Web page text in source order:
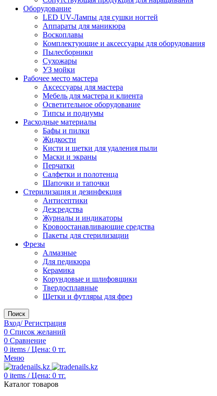
Оборудование
LED UV-Лампы для сушки ногтей
Аппараты для маникюра
Воскоплавы
Комплектующие и аксессуары для оборудования
Пылесборники
Сухожары
УЗ мойки
Рабочее место мастера
Аксессуары для мастера
Мебель для мастера и клиента
Осветительное оборудование
Типсы и подиумы
Расходные материалы
Бафы и пилки
Жидкости
Кисти и щетки для удаления пыли
Маски и экраны
Перчатки
Салфетки и полотенца
Шапочки и тапочки
Стерилизация и дезинфекция
Антисептики
Дезсредства
Журналы и индикаторы
Кровоостанавливающие средства
Пакеты для стерилизации
Фрезы
Алмазные
Для педикюра
Керамика
Корундовые и шлифовщики
Твердосплавные
Щетки и футляры для фрез
Поиск
Вход/ Регистрация
0 Список желаний
0 Сравнение
0 items / Цена: 0 тг.
Меню
0 items / Цена: 0 тг.
Каталог товаров